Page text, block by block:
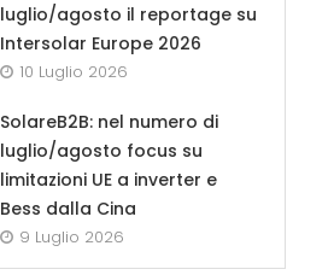
luglio/agosto il reportage su
Intersolar Europe 2026
10 Luglio 2026
SolareB2B: nel numero di
luglio/agosto focus su
limitazioni UE a inverter e
Bess dalla Cina
9 Luglio 2026